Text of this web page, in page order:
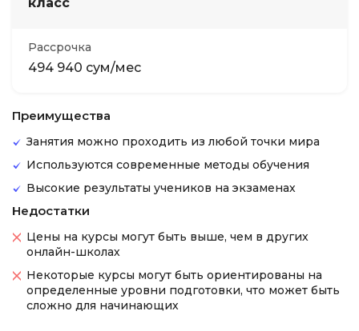
Рассрочка
494 940 сум/мес
Преимущества
Занятия можно проходить из любой точки мира
Используются современные методы обучения
Высокие результаты учеников на экзаменах
Недостатки
Цены на курсы могут быть выше, чем в других
онлайн-школах
Некоторые курсы могут быть ориентированы на
определенные уровни подготовки, что может быть
сложно для начинающих